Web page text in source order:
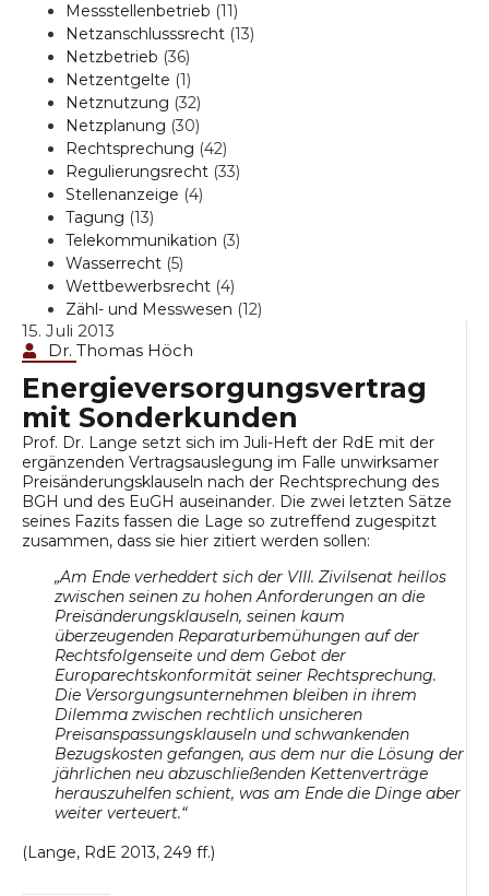
15. Juli 2013
Dr. Thomas Höch
Energieversorgungsvertrag
mit Sonderkunden
Prof. Dr. Lange setzt sich im Juli-Heft der RdE mit der
ergänzenden Vertragsauslegung im Falle unwirksamer
Preisänderungsklauseln nach der Rechtsprechung des
BGH und des EuGH auseinander. Die zwei letzten Sätze
seines Fazits fassen die Lage so zutreffend zugespitzt
zusammen, dass sie hier zitiert werden sollen:
„Am Ende verheddert sich der VIII. Zivilsenat heillos
zwischen seinen zu hohen Anforderungen an die
Preisänderungsklauseln, seinen kaum
überzeugenden Reparaturbemühungen auf der
Rechtsfolgenseite und dem Gebot der
Europarechtskonformität seiner Rechtsprechung.
Die Versorgungsunternehmen bleiben in ihrem
Dilemma zwischen rechtlich unsicheren
Preisanspassungsklauseln und schwankenden
Bezugskosten gefangen, aus dem nur die Lösung der
jährlichen neu abzuschließenden Kettenverträge
herauszuhelfen schient, was am Ende die Dinge aber
weiter verteuert.“
(Lange, RdE 2013, 249 ff.)
Messstellenbetrieb (11)
Netzanschlusssrecht (13)
Netzbetrieb (36)
Netzentgelte (1)
Netznutzung (32)
Netzplanung (30)
Rechtsprechung (42)
Regulierungsrecht (33)
Stellenanzeige (4)
Tagung (13)
Telekommunikation (3)
Wasserrecht (5)
Wettbewerbsrecht (4)
Zähl- und Messwesen (12)